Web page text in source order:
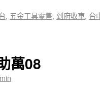
, 五金工具零售, 到府收車, 台
萬08